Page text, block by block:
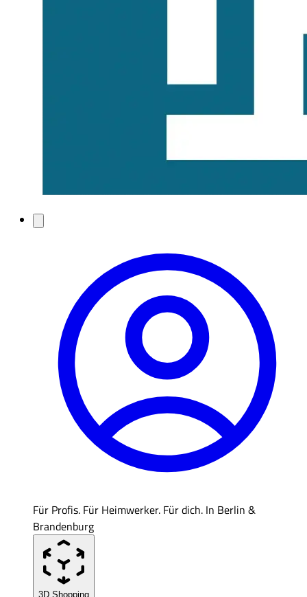
Für Profis. Für Heimwerker. Für dich. In Berlin &
Brandenburg
3D Shopping